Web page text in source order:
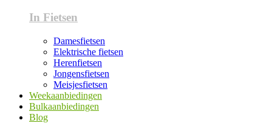
In Fietsen
Damesfietsen
Elektrische fietsen
Herenfietsen
Jongensfietsen
Meisjesfietsen
Weekaanbiedingen
Bulkaanbiedingen
Blog